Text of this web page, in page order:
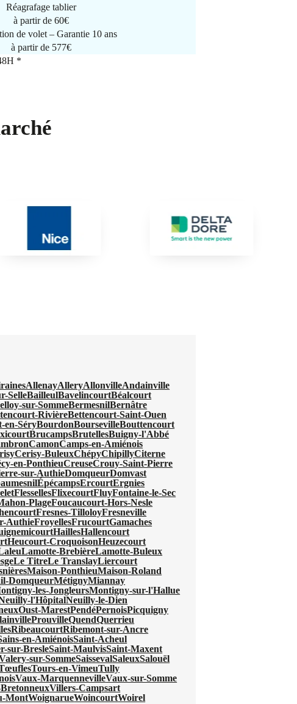
Réagrafage tablier
à partir de60€
de volet – Garantie 10 ans
à partir de 577€
*
AllenayAlleryAllonvilleAndainville
SelleBailleulBavelincourtBéalcourt
sur-SommeBermesnilBernâtre
RivièreBettencourt-Saint-Ouen
en-SéryBourdonBoursevilleBouttencourt
BrucampsBrutellesBuigny-l'Abbé
CamonCamps-en-Amiénois
Cerisy-BuleuxChépyChipillyCiterne
en-PonthieuCreuseCrouy-Saint-Pierre
sur-AuthieDomqueurDomvast
ÉpécampsErcourtErgnies
FlessellesFlixecourtFluyFontaine-le-Sec
PlageFoucaucourt-Hors-Nesle
Fresnes-TilloloyFresneville
AuthieFroyellesFrucourtGamaches
HaillesHallencourt
Heucourt-CroquoisonHeuzecourt
Lamotte-BrebièreLamotte-Buleux
Le TitreLe TranslayLiercourt
Maison-PonthieuMaison-Roland
DomqueurMétignyMiannay
les-JongleursMontigny-sur-l'Hallue
l'HôpitalNeuilly-le-Dien
Oust-MarestPendéPernoisPicquigny
ProuvilleQuendQuerrieu
RibeaucourtRibemont-sur-Ancre
en-AmiénoisSaint-Acheul
sur-BresleSaint-MaulvisSaint-Maxent
sur-SommeSaissevalSaleuxSalouël
Tours-en-VimeuTully
Vaux-MarquennevilleVaux-sur-Somme
Villers-Campsart
MontWoignarueWoincourtWoirel